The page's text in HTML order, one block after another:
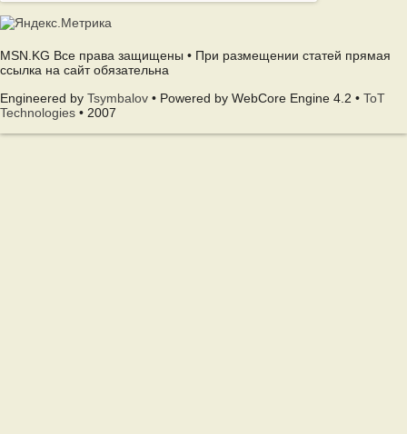
MSN.KG Все права защищены • При размещении статей прямая
ссылка на сайт обязательна
Engineered by Tsymbalov • Powered by WebCore Engine 4.2 • ToT
Technologies • 2007